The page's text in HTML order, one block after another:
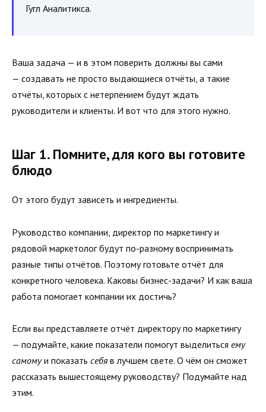
Гугл Аналитикса.
Ваша задача — и в этом поверить должны вы сами
— создавать не просто выдающиеся отчёты, а такие
отчёты, которых с нетерпением будут ждать
руководители и клиенты. И вот что для этого нужно.
Шаг 1. Помните, для кого вы готовите
блюдо
От этого будут зависеть и ингредиенты.
Руководство компании, директор по маркетингу и
рядовой маркетолог будут по-разному воспринимать
разные типы отчётов. Поэтому готовьте отчёт для
конкретного человека. Каковы бизнес-задачи? И как ваша
работа помогает компании их достичь?
Если вы представляете отчёт директору по маркетингу
— подумайте, какие показатели помогут выделиться ему
самомуи показать себяв лучшем свете. О чём он сможет
рассказать вышестоящему руководству? Подумайте над
этим.